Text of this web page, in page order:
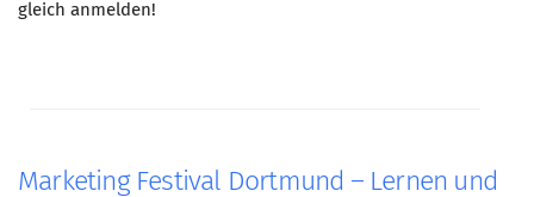
PODCAST
gleich anmelden!
Marketing Festival Dortmund – Lernen und